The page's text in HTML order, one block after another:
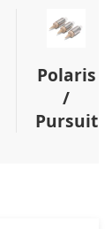
Polaris
/
Pursuit